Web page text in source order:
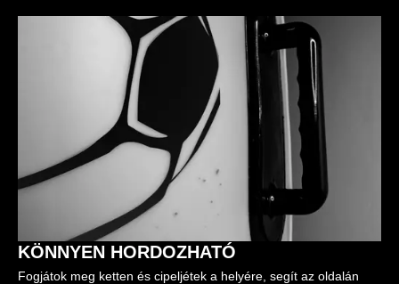
KÖNNYEN HORDOZHATÓ
Fogjátok meg ketten és cipeljétek a helyére, segít az oldalán